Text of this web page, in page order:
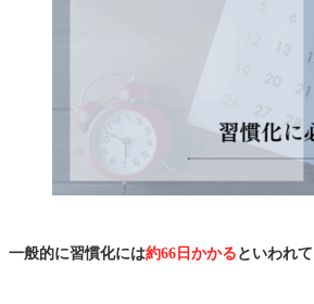
一般的に習慣化には約66日かかるといわれて